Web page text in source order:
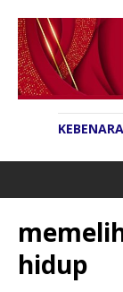
hidup